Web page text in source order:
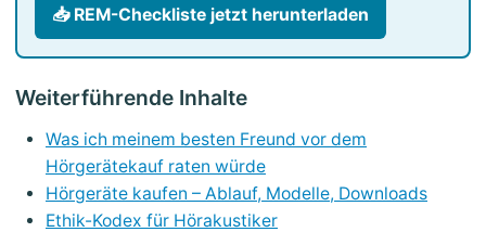
📥 REM-Checkliste jetzt herunterladen
Weiterführende Inhalte
Was ich meinem besten Freund vor dem
Hörgerätekauf raten würde
Hörgeräte kaufen – Ablauf, Modelle, Downloads
Ethik-Kodex für Hörakustiker